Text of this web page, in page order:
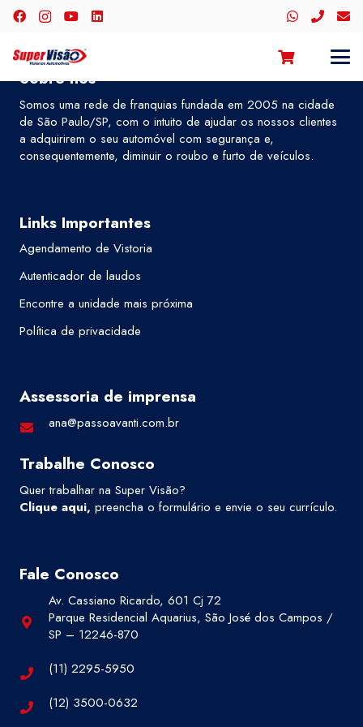
Sobre nós
Somos uma rede de franquias fundada em 2005 na cidade
de São Paulo/SP, com o intuito de ajudar os nossos clientes
a adquirirem o seu automóvel com segurança e,
consequentemente, diminuir o roubo e furto de veículos.
Links Importantes
Agendamento de Vistoria
Autenticador de laudos
Encontre a unidade mais próxima
Política de privacidade
Assessoria de imprensa
ana@passoavanti.com.br
Trabalhe Conosco
Quer trabalhar na Super Visão?
Clique aqui, preencha o formulário e envie o seu currículo.
Fale Conosco
Av. Cassiano Ricardo, 601 Cj 72
Parque Residencial Aquarius, São José dos Campos /
SP – 12246-870
(11) 2295-5950
(12) 3500-0632